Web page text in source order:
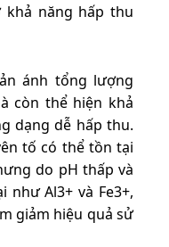
năng hấp thu
ánh tổng lượng
còn thể hiện khả
dạng dễ hấp thu.
tố có thể tồn tại
do pH thấp và
Al3+ và Fe3+,
giảm hiệu quả sử